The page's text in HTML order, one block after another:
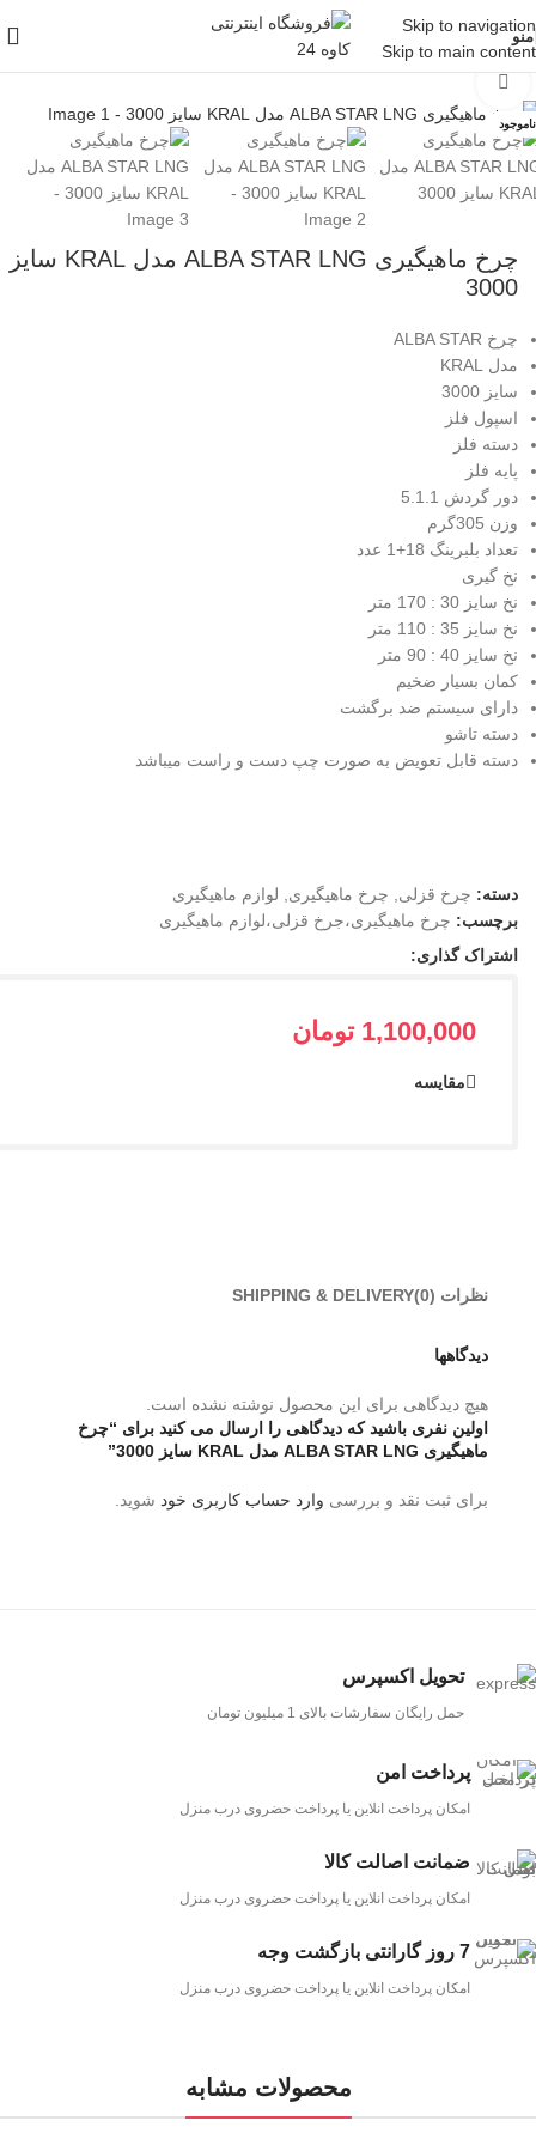
Skip to navigation
Skip to main content
منو
خانه/لوازم ماهیگیری/ چرخ ماهیگیری
ناموجود
چرخ ماهیگیری ALBA STAR LNG مدل KRAL سایز
3000
چرخ ALBA STAR
مدل KRAL
سایز 3000
اسپول فلز
دسته فلز
پایه فلز
دور گردش 5.1.1
وزن 305گرم
تعداد بلبرینگ 18+1 عدد
نخ گیری
نخ سایز 30 : 170 متر
نخ سایز 35 : 110 متر
نخ سایز 40 : 90 متر
کمان بسیار ضخیم
دارای سیستم ضد برگشت
دسته تاشو
دسته قابل تعویض به صورت چپ دست و راست میباشد
دسته: چرخ قزلی, چرخ ماهیگیری, لوازم ماهیگیری
برچسب: چرخ ماهیگیری،جرخ قزلی،لوازم ماهیگیری
اشتراک گذاری:
1,100,000 تومان
مقایسه
نظرات (0) SHIPPING & DELIVERY
دیدگاهها
هیچ دیدگاهی برای این محصول نوشته نشده است.
اولین نفری باشید که دیدگاهی را ارسال می کنید برای “چرخ
ماهیگیری ALBA STAR LNG مدل KRAL سایز 3000”
برای ثبت نقد و بررسی وارد حساب کاربری خود شوید.
تحویل اکسپرس
حمل رایگان سفارشات بالای 1 میلیون تومان
پرداخت امن
امکان پرداخت انلاین یا پرداخت حضروی درب منزل
ضمانت اصالت کالا
امکان پرداخت انلاین یا پرداخت حضروی درب منزل
7 روز گارانتی بازگشت وجه
امکان پرداخت انلاین یا پرداخت حضروی درب منزل
محصولات مشابه